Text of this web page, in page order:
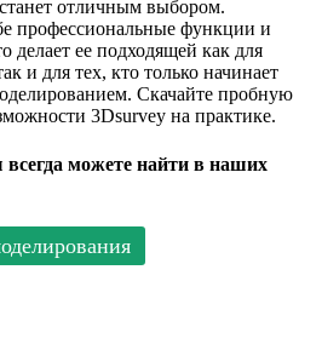
отличным выбором.
профессиональные функции и
делает ее подходящей как для
и для тех, кто только начинает
Скачайте пробную
3Dsurvey на практике.
можете найти в наших